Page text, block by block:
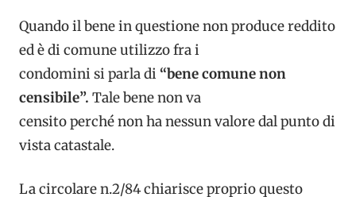
Quando il bene in questione non produce reddito
ed è di comune utilizzo fra i
condomini si parla di “bene comune non
censibile”. Tale bene non va
censito perché non ha nessun valore dal punto di
vista catastale.
La circolare n.2/84 chiarisce proprio questo